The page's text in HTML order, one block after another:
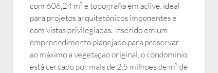
com 606,24 m² e topografia em aclive, ideal
para projetos arquitetônicos imponentes e
com vistas privilegiadas. Inserido em um
empreendimento planejado para preservar
ao máximo a vegetação original, o condomínio
está cercado por mais de 2,5 milhões de m² de